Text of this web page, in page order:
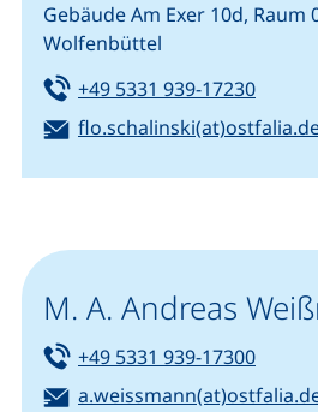
Gebäude Am Exer 10d, Raum
Wolfenbüttel
Tel:
+49 5331 939-17230
E-Mail:
M. A. Andreas
Tel:
+49 5331 939-17300
E-Mail: